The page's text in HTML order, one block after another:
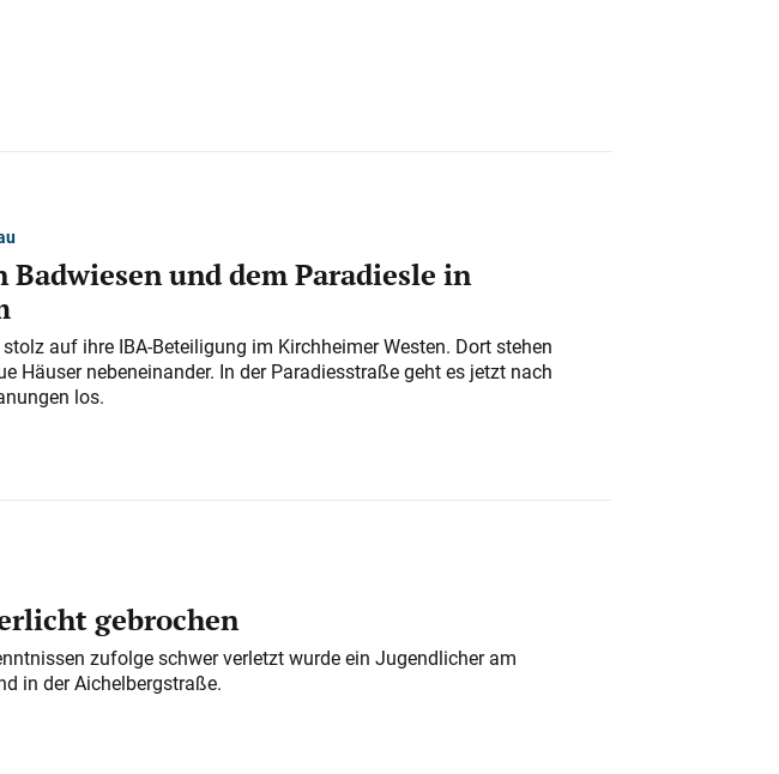
Badwiesen und dem Paradiesle in
auf ihre IBA-Beteiligung im Kirchheimer Westen. Dort stehen
Häuser nebeneinander. In der Paradiesstraße geht es jetzt nach
los.
gebrochen
zufolge schwer verletzt wurde ein Jugendlicher am
in der Aichelbergstraße.